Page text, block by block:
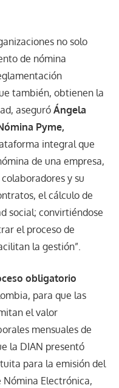
no solo
de nómina
también, obtienen la
aseguró Ángela
Pyme,
integral que
de una empresa,
y su
el cálculo de
social; convirtiéndose
el proceso de
la gestión”.
obligatorio
para que las
el valor
mensuales de
la DIAN presentó
para la emisión del
Nómina Electrónica,